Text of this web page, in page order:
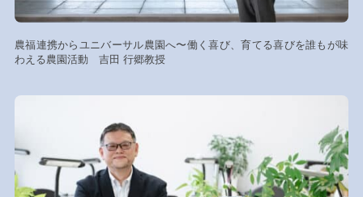
農福連携からユニバーサル農園へ〜働く喜び、育てる喜びを誰もが味
わえる農園活動 吉田 行郷教授